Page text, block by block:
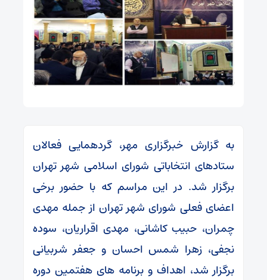
به گزارش خبرگزاری مهر، گردهمایی فعالان
ستادهای انتخاباتی شورای اسلامی شهر تهران
برگزار شد. در این مراسم که با حضور برخی
اعضای فعلی شورای شهر تهران از جمله مهدی
چمران، حبیب کاشانی، مهدی اقراریان، سوده
نجفی، زهرا شمس احسان و جعفر شربیانی
برگزار شد، اهداف و برنامه های هفتمین دوره